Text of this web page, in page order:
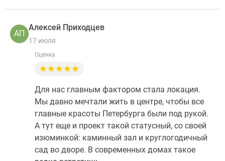
АП
Алексей Приходцев
17 июля
Оценка
Для нас главным фактором стала локация.
Мы давно мечтали жить в центре, чтобы все
главные красоты Петербурга были под рукой.
А тут еще и проект такой статусный, со своей
изюминкой: каминный зал и круглогодичный
сад во дворе. В современных домах такое